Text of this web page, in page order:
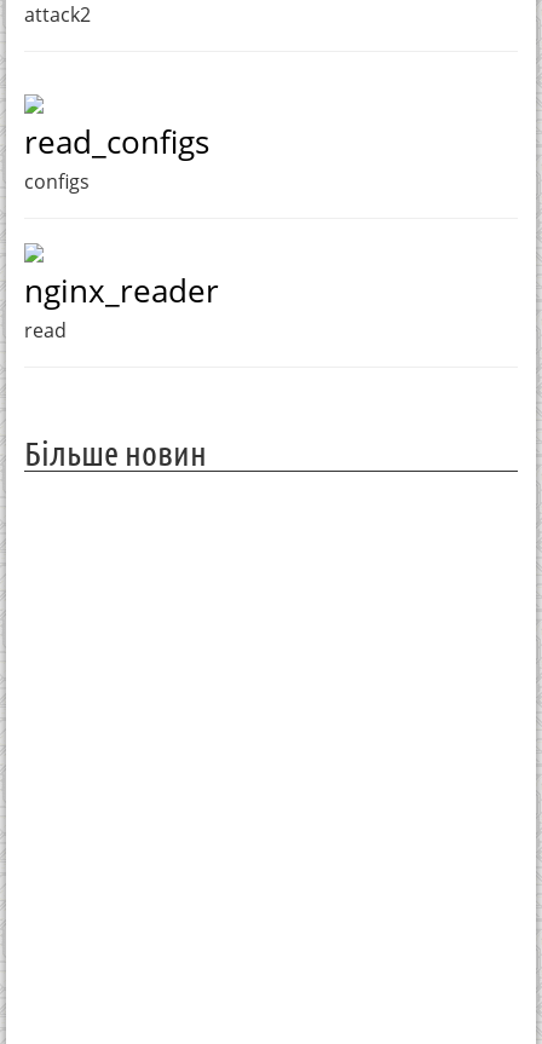
attack2
read_configs
configs
nginx_reader
read
Більше новин